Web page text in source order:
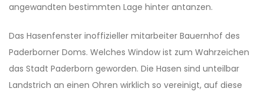
angewandten bestimmten Lage hinter antanzen.
Das Hasenfenster inoffizieller mitarbeiter Bauernhof des
Paderborner Doms. Welches Window ist zum Wahrzeichen
das Stadt Paderborn geworden. Die Hasen sind unteilbar
Landstrich an einen Ohren wirklich so vereinigt, auf diese